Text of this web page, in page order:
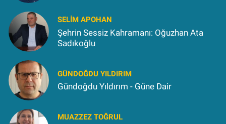
SELIM APOHAN
Şehrin Sessiz Kahramanı: Oğuzhan Ata
Sadıkoğlu
GÜNDOĞDU YILDIRIM
Gündoğdu Yıldırım - Güne Dair
MUAZZEZ TOĞRUL